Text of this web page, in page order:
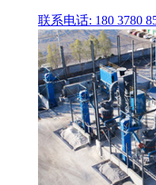
联系电话: 180 3780